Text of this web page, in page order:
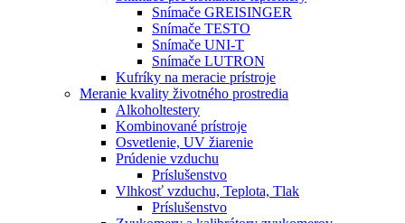
Snímače GREISINGER
Snímače TESTO
Snímače UNI-T
Snímače LUTRON
Kufríky na meracie prístroje
Meranie kvality životného prostredia
Alkoholtestery
Kombinované prístroje
Osvetlenie, UV žiarenie
Prúdenie vzduchu
Príslušenstvo
Vlhkosť vzduchu, Teplota, Tlak
Príslušenstvo